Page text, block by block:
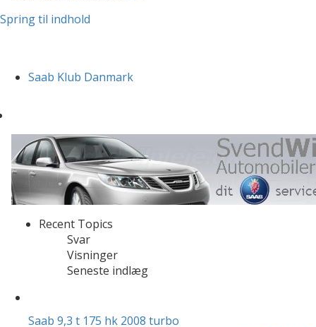
Spring til indhold
Saab Klub Danmark
Recent Topics
Svar
Visninger
Seneste indlæg
Saab 9,3 t 175 hk 2008 turbo